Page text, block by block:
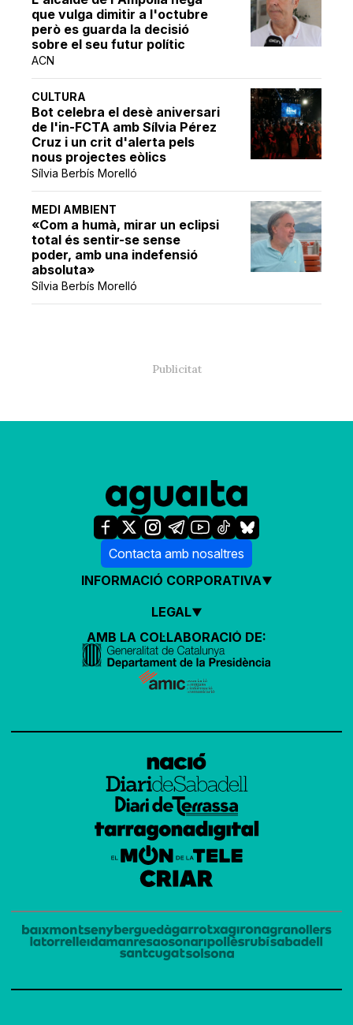
que vulga dimitir a l'octubre
però es guarda la decisió
sobre el seu futur polític
ACN
CULTURA
Bot celebra el desè aniversari
de l'in-FCTA amb Sílvia Pérez
Cruz i un crit d'alerta pels
nous projectes eòlics
Sílvia Berbís Morelló
MEDI AMBIENT
«Com a humà, mirar un eclipsi
total és sentir-se sense
poder, amb una indefensió
absoluta»
Sílvia Berbís Morelló
Contacta amb nosaltres
INFORMACIÓ CORPORATIVA
LEGAL
AMB LA COL·LABORACIÓ DE: